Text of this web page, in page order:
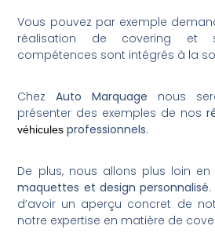
Vous pouvez par exemple
réalisation de covering et
compétences sont intégrés à la
Chez Auto Marquage nous
présenter des exemples de nos
véhicules professionnels.
De plus, nous allons plus loin
maquettes et design personnalisé
d’avoir un aperçu concret de
notre expertise en matière de